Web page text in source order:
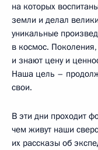
на которых
земли и делал
уникальные
в космос.
и знают цену и
Наша цель –
свои.
В эти дни проходит
чем живут наши
их рассказы об